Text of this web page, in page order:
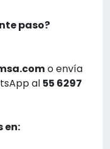
paso?
o envía
al 55 6297
en: